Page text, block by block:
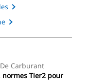
Carburant
Tier2 pour